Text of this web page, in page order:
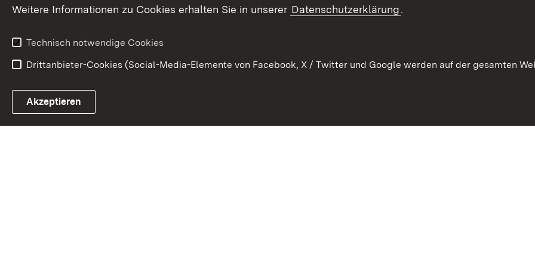
Link zum Landesportal
Weitere Informationen zu Cookies erhalten Sie in unserer Datenschutzerklärung.
Technisch notwendige Cookies
Drittanbieter-Cookies (Social-Media-Elemente von Facebook, X / Twitter und Google werden auf der gesamten
Akzeptieren